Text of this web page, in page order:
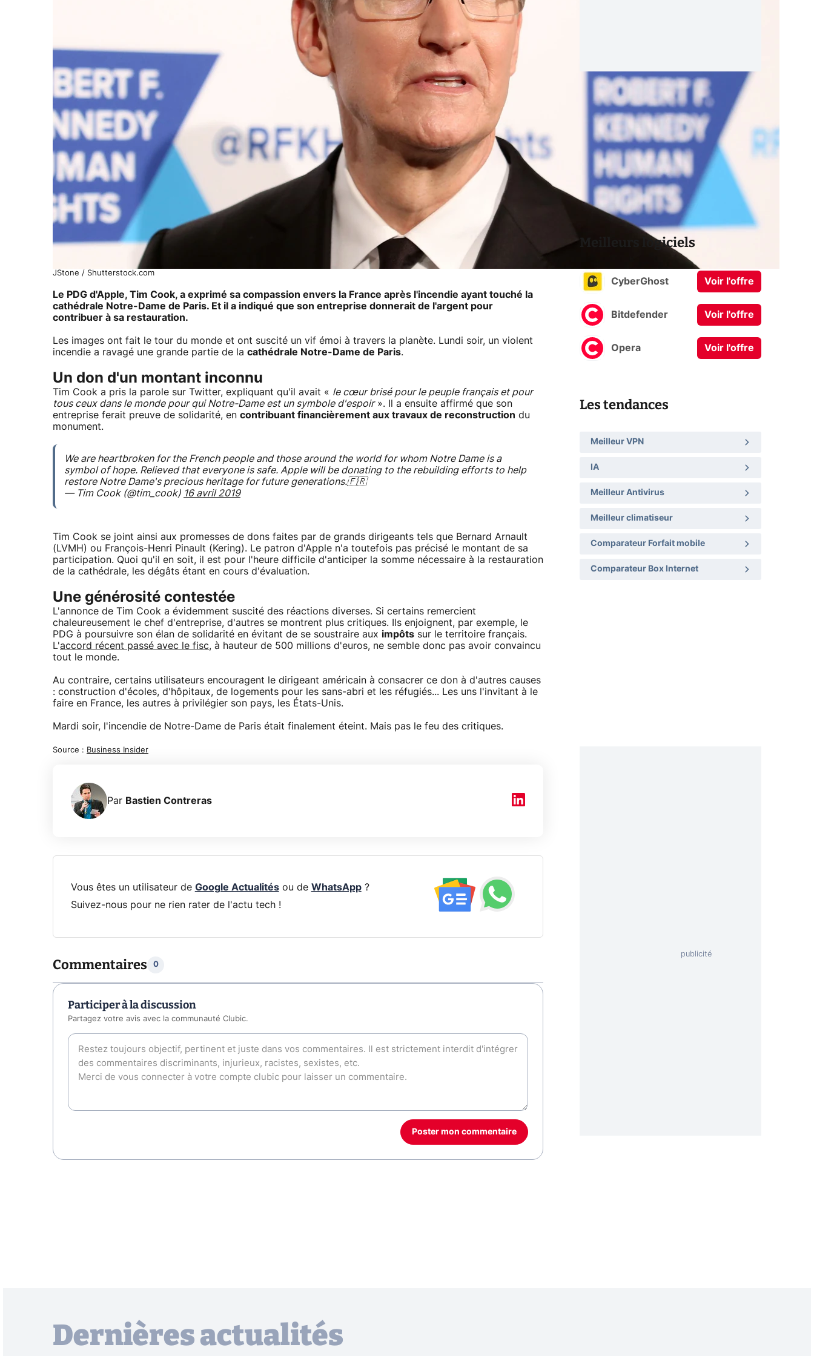
JStone / Shutterstock.com
Le PDG d'Apple, Tim Cook, a exprimé sa compassion envers la France après l'incendie ayant touché la
cathédrale Notre-Dame de Paris. Et il a indiqué que son entreprise donnerait de l'argent pour
contribuer à sa restauration.
Les images ont fait le tour du monde et ont suscité un vif émoi à travers la planète. Lundi soir, un violent
incendie a ravagé une grande partie de la cathédrale Notre-Dame de Paris.
Un don d'un montant inconnu
Tim Cook a pris la parole sur Twitter, expliquant qu'il avait « le cœur brisé pour le peuple français et pour
tous ceux dans le monde pour qui Notre-Dame est un symbole d'espoir». Il a ensuite affirmé que son
entreprise ferait preuve de solidarité, en contribuant financièrement aux travaux de reconstruction du
monument.
We are heartbroken for the French people and those around the world for whom Notre Dame is a
symbol of hope. Relieved that everyone is safe. Apple will be donating to the rebuilding efforts to help
restore Notre Dame's precious heritage for future generations.🇫🇷
— Tim Cook (@tim_cook) 16 avril 2019
Tim Cook se joint ainsi aux promesses de dons faites par de grands dirigeants tels que Bernard Arnault
(LVMH) ou François-Henri Pinault (Kering). Le patron d'Apple n'a toutefois pas précisé le montant de sa
participation. Quoi qu'il en soit, il est pour l'heure difficile d'anticiper la somme nécessaire à la restauration
de la cathédrale, les dégâts étant en cours d'évaluation.
Une générosité contestée
L'annonce de Tim Cook a évidemment suscité des réactions diverses. Si certains remercient
chaleureusement le chef d'entreprise, d'autres se montrent plus critiques. Ils enjoignent, par exemple, le
PDG à poursuivre son élan de solidarité en évitant de se soustraire aux impôts sur le territoire français.
L'accord récent passé avec le fisc, à hauteur de 500 millions d'euros, ne semble donc pas avoir convaincu
tout le monde.
Au contraire, certains utilisateurs encouragent le dirigeant américain à consacrer ce don à d'autres causes
: construction d'écoles, d'hôpitaux, de logements pour les sans-abri et les réfugiés... Les uns l'invitant à le
faire en France, les autres à privilégier son pays, les États-Unis.
Mardi soir, l'incendie de Notre-Dame de Paris était finalement éteint. Mais pas le feu des critiques.
Source : Business Insider
Par Bastien Contreras
Vous êtes un utilisateur de Google Actualitésou de WhatsApp?
Suivez-nous pour ne rien rater de l'actu tech !
Commentaires 0
Participer à la discussion
Partagez votre avis avec la communauté Clubic.
Poster mon commentaire
Meilleurs logiciels
CyberGhost Voir l'offre
Bitdefender Voir l'offre
Opera Voir l'offre
Les tendances
Meilleur VPN
IA
Meilleur Antivirus
Meilleur climatiseur
Comparateur Forfait mobile
Comparateur Box Internet
Dernières actualités